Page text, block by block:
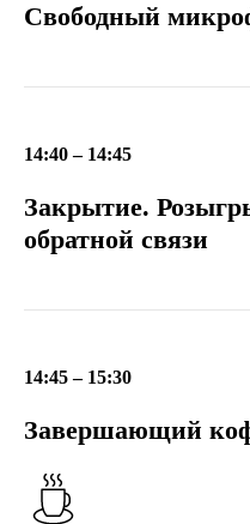
Свободный
14:40– 14:45
Закрытие.
обратной связи
14:45– 15:30
Завершающий